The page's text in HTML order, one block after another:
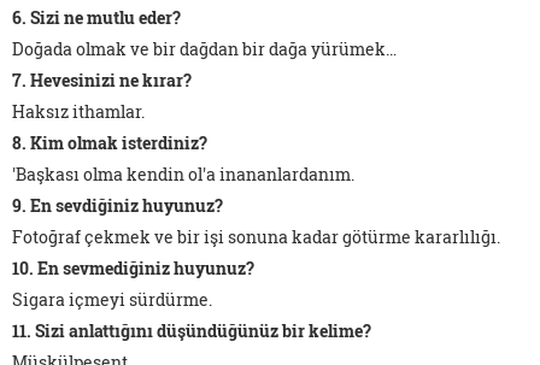
6. Sizi ne mutlu eder?
Doğada olmak ve bir dağdan bir dağa yürümek…
7. Hevesinizi ne kırar?
Haksız ithamlar.
8. Kim olmak isterdiniz?
'Başkası olma kendin ol'a inananlardanım.
9. En sevdiğiniz huyunuz?
Fotoğraf çekmek ve bir işi sonuna kadar götürme kararlılığı.
10. En sevmediğiniz huyunuz?
Sigara içmeyi sürdürme.
11. Sizi anlattığını düşündüğünüz bir kelime?